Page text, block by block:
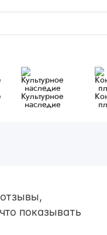
Культурное
наследие
показывать